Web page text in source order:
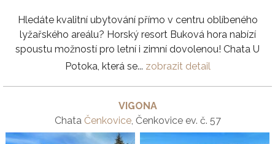
Hledáte kvalitní ubytování přímo v centru oblíbeného
lyžařského areálu? Horský resort Buková hora nabízí
spoustu možností pro letní i zimní dovolenou! Chata U
Potoka, která se... zobrazit detail
VIGONA
Chata Čenkovice, Čenkovice ev. č. 57